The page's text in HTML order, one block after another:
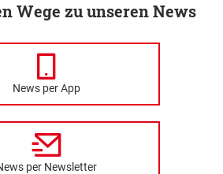
Wege zu unseren News
News per App
per Newsletter